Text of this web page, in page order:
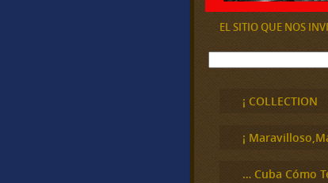
EL SITIO QUE NOS
B
u
¡ COLLECTION
¡
… Cuba Cómo